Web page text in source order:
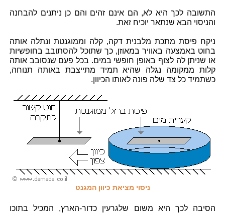
התשובה לכך היא לא, הם אינם זהים והם כן ניתנים להבחנה
והניסוי הבא שנתאר יוכיח זאת.
ניקח פיסת מתכת מלבנית דקה, קלה וממוגנטת ונתלה אותה
בחוט באמצעה באוויר במאוזן, כך שתוכל להסתובב בחופשיות
או שניתן לה לצוף באופן חופשי במים. בכל פעם שנסובב אותה
קלות ממקומה נגלה שהיא תמיד מתייצבת באותה תנוחה,
כשתמיד כל צד שלה פונה לאותו הכיוון.
ניסוי מציאת כיוון המגנט
הסיבה לכך היא משום שלגרעין כדור-הארץ, המכיל בתוכו